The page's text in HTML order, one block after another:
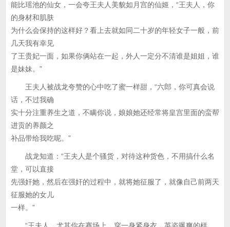
能比瑶池的仙女，一会夸王夫人美貌如月宫的仙姬，“王夫人，你
的身材和肌肤
为什么会保持的这样好？看上去就如同二十岁的年轻女子一般，前
几天我有幸见
了王贵妃一面，如果你俩站在一起，外人一定分不清谁是姐姐，谁
是妹妹。”
王夫人被战龙夸赞的心中吃了蜜一样甜，“六郎，你可真会说
话，不过我确
实十分注重养生之道，不瞒你说，娘娘她还经常将皇宫里面的蛮帮
进贡的养颜之
补品带给我吃呢。”
战龙知道：“王夫人是个骚货，对待这种货色，不用搞什么名
堂，可以直接
先强奸她，然后在强奸的过程中，就将她征服了，就像自己前两天
征服她的女儿
一样。”